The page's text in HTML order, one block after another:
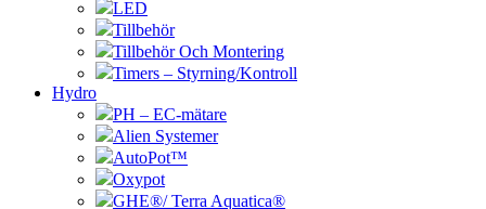
LED
Tillbehör
Tillbehör Och Montering
Timers – Styrning/Kontroll
Hydro
PH – EC-mätare
Alien Systemer
AutoPot™
Oxypot
GHE®/ Terra Aquatica®